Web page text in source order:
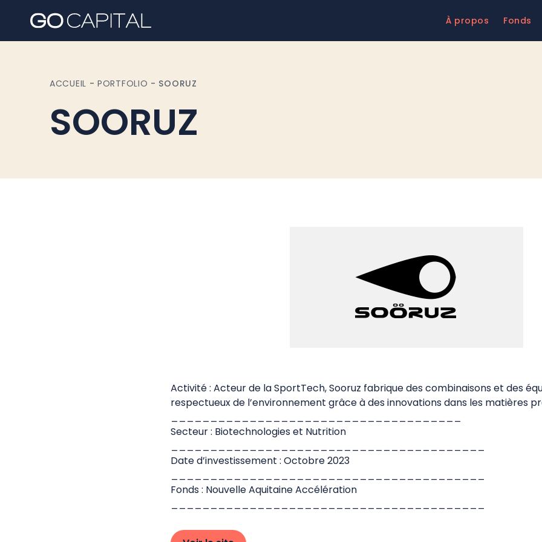
À propos Fonds
ACCUEIL -PORTFOLIO - SOORUZ
SOORUZ
Activité : Acteur de la SportTech, Sooruz fabrique des combinaisons et des
respectueux de l’environnement grâce à des innovations dans les matières
Secteur : Biotechnologies et Nutrition
Date d’investissement : Octobre 2023
Fonds : Nouvelle Aquitaine Accélération